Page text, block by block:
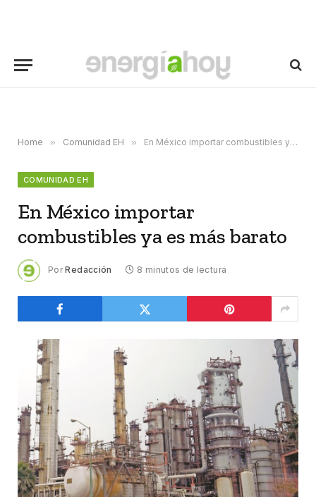
Home » Comunidad EH » En México importar combustibles ya es más barato
COMUNIDAD EH
En México importar
combustibles ya es más barato
Por Redacción 8 minutos de lectura